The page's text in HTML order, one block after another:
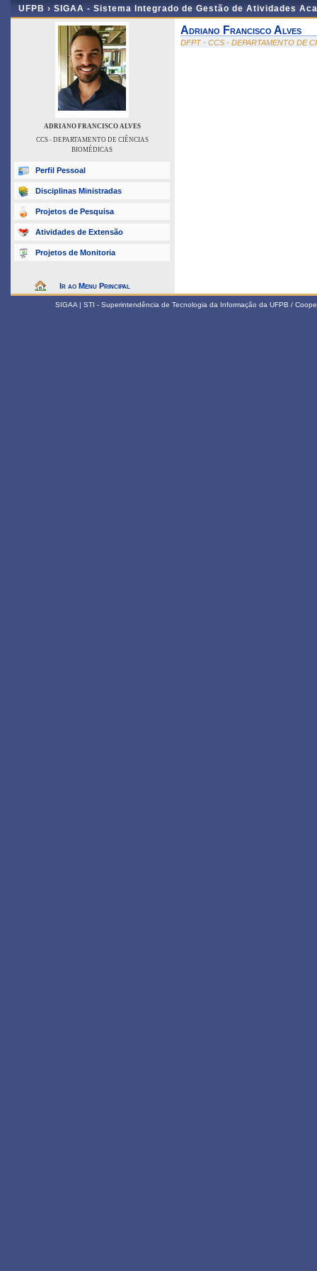
UFPB › SIGAA - Sistema Integrado de Gestão de Atividades
ADRIANO FRANCISCO ALVES
CCS - DEPARTAMENTO DE CIÊNCIAS
BIOMÉDICAS
Perfil Pessoal
Disciplinas Ministradas
Projetos de Pesquisa
Atividades de Extensão
Projetos de Monitoria
Ir ao Menu Principal
Adriano Francisco Alves
DFPT - CCS - DEPARTAMENTO DE
SIGAA | STI - Superintendência de Tecnologia da Informação da UFPB /